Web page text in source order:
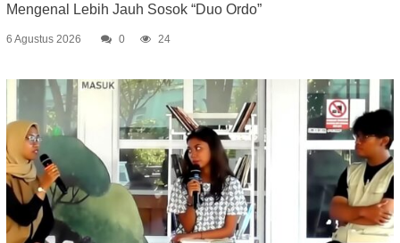
Mengenal Lebih Jauh Sosok “Duo Ordo”
6 Agustus 2026 0 24